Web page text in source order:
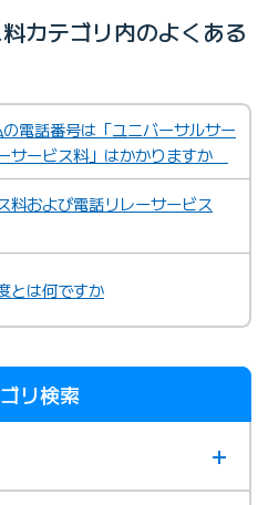
カテゴリ内のよくある
電話番号は「ユニバーサルサー
サービス料」はかかりますか
料および電話リレーサービス
とは何ですか
リ検索